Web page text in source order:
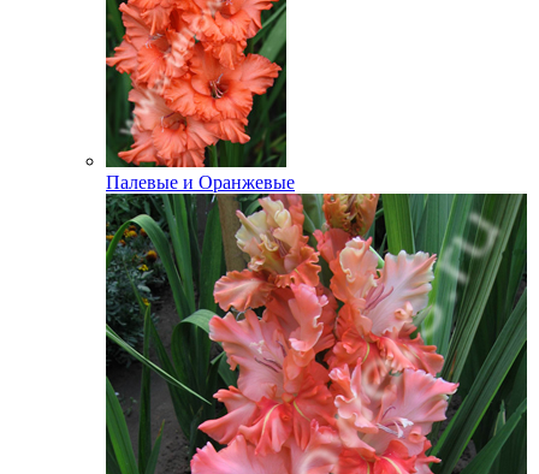
Палевые и Оранжевые